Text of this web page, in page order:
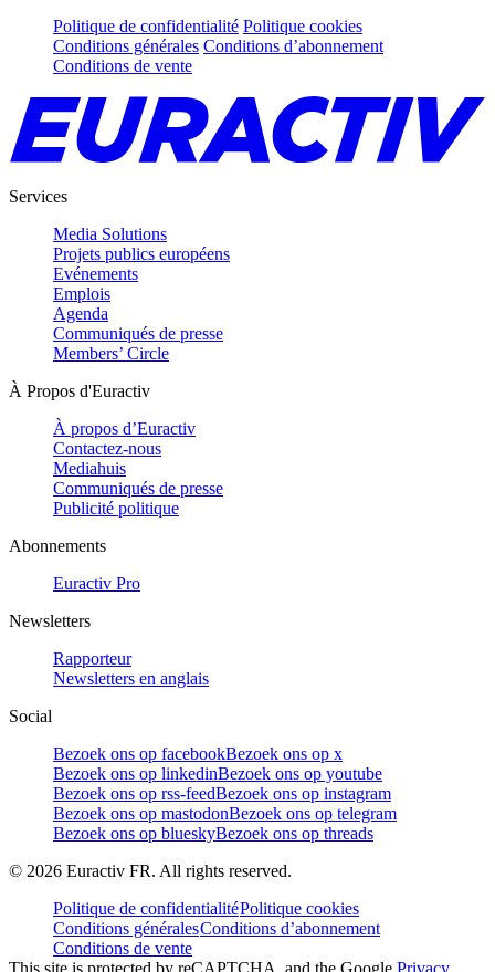
Politique de confidentialité Politique cookies
Conditions générales Conditions d’abonnement
Conditions de vente
Services
Media Solutions
Projets publics européens
Evénements
Emplois
Agenda
Communiqués de presse
Members’ Circle
À Propos d'Euractiv
À propos d’Euractiv
Contactez-nous
Mediahuis
Communiqués de presse
Publicité politique
Abonnements
Euractiv Pro
Newsletters
Rapporteur
Newsletters en anglais
Social
Bezoek ons op facebookBezoek ons op x
Bezoek ons op linkedinBezoek ons op youtube
Bezoek ons op rss-feedBezoek ons op instagram
Bezoek ons op mastodonBezoek ons op telegram
Bezoek ons op blueskyBezoek ons op threads
© 2026 Euractiv FR. All rights reserved.
Politique de confidentialitéPolitique cookies
Conditions généralesConditions d’abonnement
Conditions de vente
This site is protected by reCAPTCHA, and the Google Privacy